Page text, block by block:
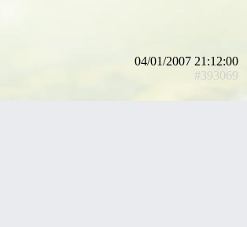
04/01/2007 21:12:00
#393069